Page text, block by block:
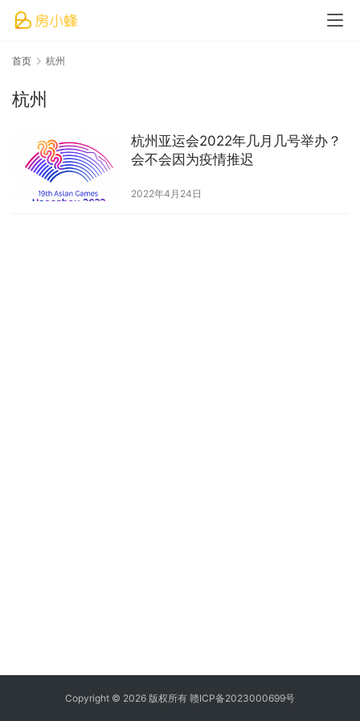
首页 杭州
杭州
杭州亚运会2022年几月几号举办？
会不会因为疫情推迟
2022年4月24日
Copyright © 2026 版权所有 赣ICP备2023000699号